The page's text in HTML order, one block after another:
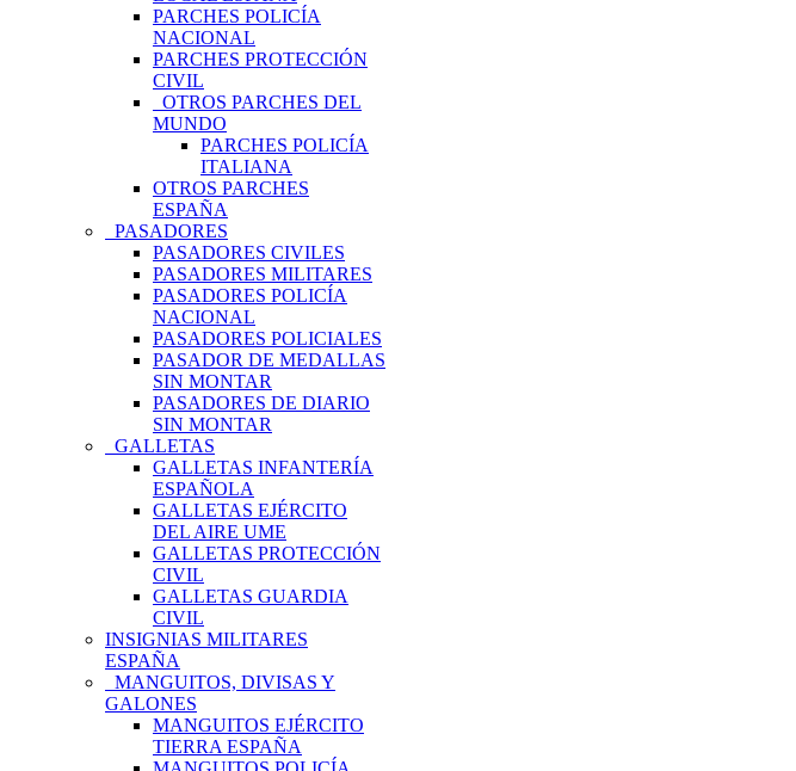
PARCHES POLICÍA
NACIONAL
PARCHES PROTECCIÓN
CIVIL
OTROS PARCHES DEL
MUNDO
PARCHES POLICÍA
ITALIANA
OTROS PARCHES
ESPAÑA
PASADORES
PASADORES CIVILES
PASADORES MILITARES
PASADORES POLICÍA
NACIONAL
PASADORES POLICIALES
PASADOR DE MEDALLAS
SIN MONTAR
PASADORES DE DIARIO
SIN MONTAR
GALLETAS
GALLETAS INFANTERÍA
ESPAÑOLA
GALLETAS EJÉRCITO
DEL AIRE UME
GALLETAS PROTECCIÓN
CIVIL
GALLETAS GUARDIA
CIVIL
INSIGNIAS MILITARES
ESPAÑA
MANGUITOS, DIVISAS Y
GALONES
MANGUITOS EJÉRCITO
TIERRA ESPAÑA